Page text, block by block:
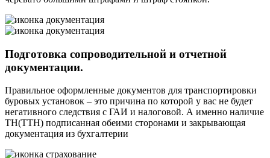
Подготовка сопроводительной и отчетной
документации.
Правильное оформленные документов для транспортировки
буровых установок – это причина по которой у вас не будет
негативного следствия с ГАИ и налоговой. А именно наличие
ТН(ТТН) подписанная обеими сторонами и закрывающая
документация из бухгалтерии